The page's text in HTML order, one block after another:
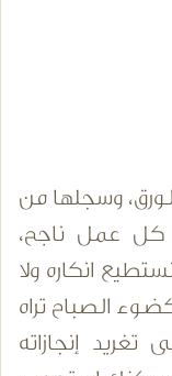
وسجلها من
كل عمل ناجح،
انكاره ولا
الصباح تراه
إنجازاته